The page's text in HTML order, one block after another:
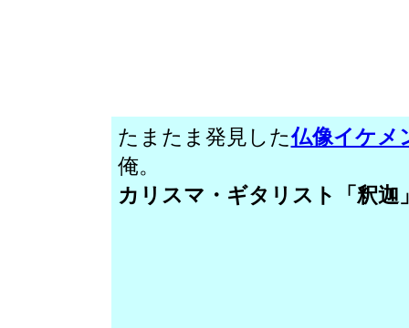
たまたま発見した仏像イケメ
俺。
カリスマ・ギタリスト「釈迦